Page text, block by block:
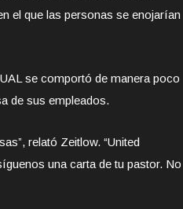
el que las personas se enojarían
se comportó de manera poco
de sus empleados.
relató Zeitlow. “United
una carta de tu pastor. No